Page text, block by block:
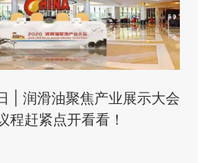
| 润滑油聚焦产业展示大会
程赶紧点开看看！